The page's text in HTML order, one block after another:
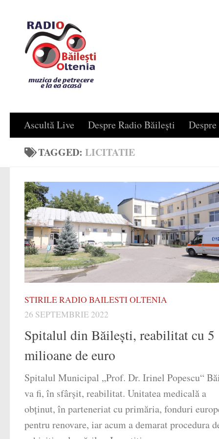
Ascultă Live Despre Radio Băilești
TAGGED: LICITATIE
STIRILE RADIO BAILESTI OLTENIA
26 SEPTEMBRIE 2022
Spitalul din Băileşti, reabilitat cu 5
milioane de euro
Spitalul Municipal „Prof. Dr. Irinel Popescu“
va fi, în sfârşit, reabilitat. Unitatea medicală a
obţinut, în parteneriat cu primăria, fonduri
pentru renovare, iar acum a demarat procedura